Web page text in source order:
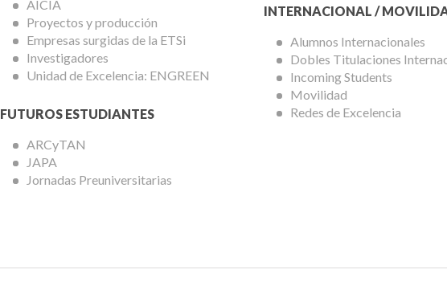
AICIA
Proyectos y producción
Empresas surgidas de la ETSi
Investigadores
Unidad de Excelencia: ENGREEN
FUTUROS ESTUDIANTES
ARCyTAN
JAPA
Jornadas Preuniversitarias
INTERNACIONAL /
Alumnos Internacionales
Dobles Titulaciones
Incoming Students
Movilidad
Redes de Excelencia